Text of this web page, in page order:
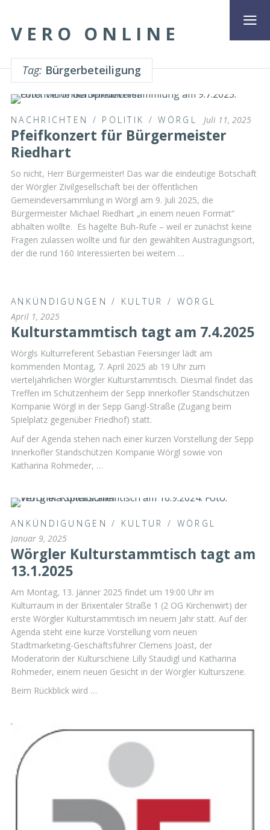
VERO ONLINE
Tag: Bürgerbeteiligung
NACHRICHTEN / POLITIK /WÖRGL Juli 11, 2025
Pfeifkonzert für Bürgermeister
Riedhart
So nicht, Herr Bürgermeister! Das war die eindeutige Botschaft
der Wörgler Zivilgesellschaft bei der öffentlichen
Gemeindeversammlung in Wörgl am 9. Juli 2025, die
Bürgermeister Michael Riedhart „in einem neuen Format“
abhalten wollte. Es hagelte Buh-Rufe – weil er zunächst keine
Fragen zulassen wollte und für den gewählten Austragungsort,
der die rund 160 Interessierten bei weitem …
ANKÜNDIGUNGEN / KULTUR / WÖRGL
April 1, 2025
Kulturstammtisch tagt am 7.4.2025
Wörgls Kulturreferent Sebastian Feiersinger lädt am
kommenden Montag, 7. April 2025 ab 19 Uhr zum
vierteljährlichen Wörgler Kulturstammtisch. Diesmal findet das
Treffen im Schützenheim der Sepp Innerkofler Standschützen
Kompanie Wörgl in der Sepp Gangl-Straße (Zugang beim
Spielplatz gegenüber Friedhof) statt.
Auf der Agenda stehen nach einer kurzen Vorstellung der Sepp
Innerkofler Standschützen Kompanie Wörgl sowie von
Katharina Rohmeder, …
ANKÜNDIGUNGEN / KULTUR / WÖRGL
Januar 9, 2025
Wörgler Kulturstammtisch tagt am
13.1.2025
Am Montag, 13. Jänner 2025 findet um 19:00 Uhr im
Kulturraum in der Brixentaler Straße 1 (2 OG Kirchenwirt) der
erste Wörgler Kulturstammtisch im neuem Jahr statt. Auf der
Agenda steht eine kurze Vorstellung vom neuen
Stadtmarketing-Geschäftsführer Clemens Joast, der
Moderatorin der Kulturschiene Lilly Staudigl und Katharina
Rohmeder, einem neuen Gesicht in der Wörgler Kulturszene.
Beim Rückblick wird …